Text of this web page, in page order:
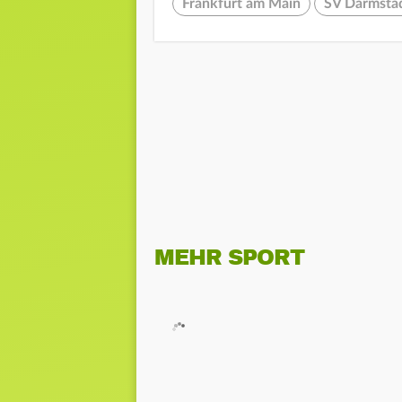
Frankfurt am Main SV
MEHR SPORT